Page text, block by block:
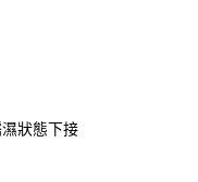
狀態下接